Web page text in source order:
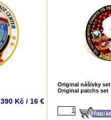
390 Kč / 16 €
Original nášivky set
Original patchs set